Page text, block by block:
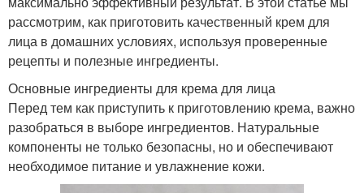
рассмотрим, как приготовить качественный крем для
лица в домашних условиях, используя проверенные
рецепты и полезные ингредиенты.
Основные ингредиенты для крема для лица
Перед тем как приступить к приготовлению крема, важно
разобраться в выборе ингредиентов. Натуральные
компоненты не только безопасны, но и обеспечивают
необходимое питание и увлажнение кожи.